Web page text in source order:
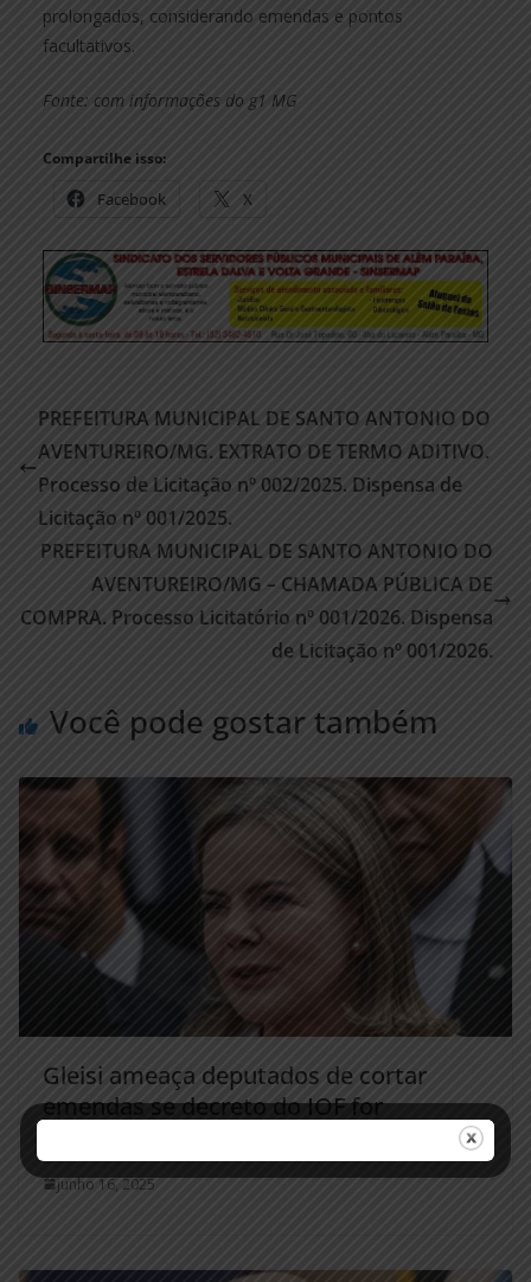
prolongados, considerando emendas e pontos
facultativos.
Fonte: com informações do g1 MG
Compartilhe isso:
Facebook X
PREFEITURA MUNICIPAL DE SANTO ANTONIO DO
AVENTUREIRO/MG. EXTRATO DE TERMO ADITIVO.
Processo de Licitação nº 002/2025. Dispensa de
Licitação nº 001/2025.
PREFEITURA MUNICIPAL DE SANTO ANTONIO DO
AVENTUREIRO/MG – CHAMADA PÚBLICA DE
COMPRA. Processo Licitatório nº 001/2026. Dispensa
de Licitação nº 001/2026.
Você pode gostar também
Gleisi ameaça deputados de cortar
emendas se decreto do IOF for
junho 16, 2025